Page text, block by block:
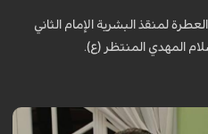
لمنقذ البشرية الإمام الثاني
المهدي المنتظر (ع).